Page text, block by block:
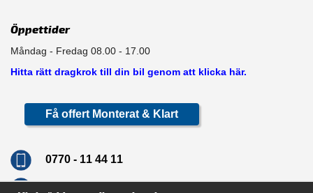
Öppettider
Måndag - Fredag 08.00 - 17.00
Hitta rätt dragkrok till din bil genom att klicka här.
Få offert Monterat & Klart
0770 - 11 44 11